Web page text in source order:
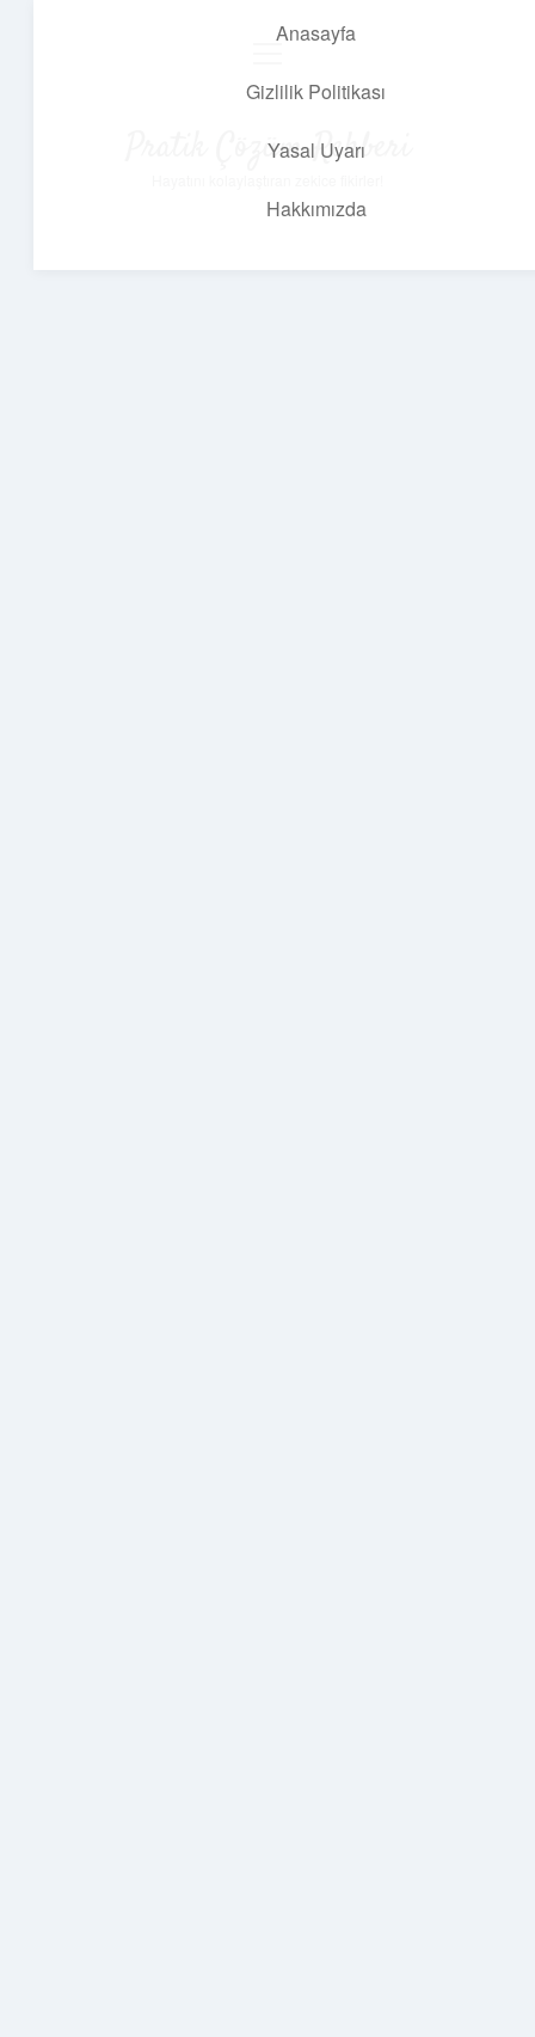
Anasayfa
Gizlilik Politikası
Yasal Uyarı
Hakkımızda
Pratik Çözüm Rehberi